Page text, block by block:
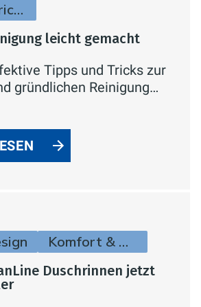
Tipps & Tricks
leicht gemacht
Tipps und Tricks zur
gründlichen Reinigung
hygienisch und
Tag!
Komfort & Hygiene
Duschrinnen jetzt